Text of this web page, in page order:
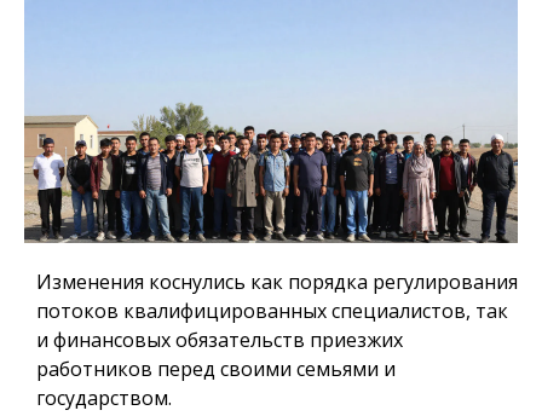
Изменения коснулись как порядка регулирования
потоков квалифицированных специалистов, так
и финансовых обязательств приезжих
работников перед своими семьями и
государством.